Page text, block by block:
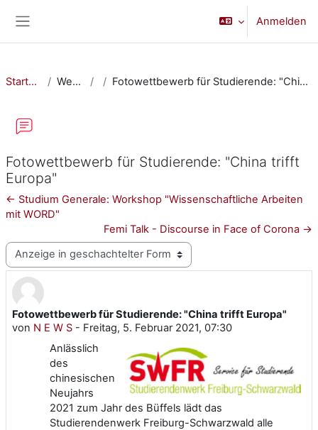
Anmelden
Startseite Website Fotowettbewerb für Studierende: "China trifft Europa"
Fotowettbewerb für Studierende: "China trifft
Europa"
← Studium Generale: Workshop "Wissenschaftliche Arbeiten
mit WORD"
Femi Talk - Discourse in Face of Corona →
Anzeigemodus
Fotowettbewerb für Studierende: "China trifft Europa"
von N E W S - Freitag, 5. Februar 2021, 07:30
Anzahl Antworten: 0
Anlässlich
des
chinesischen
Neujahrs
2021 zum Jahr des Büffels lädt das
Studierendenwerk Freiburg-Schwarzwald alle